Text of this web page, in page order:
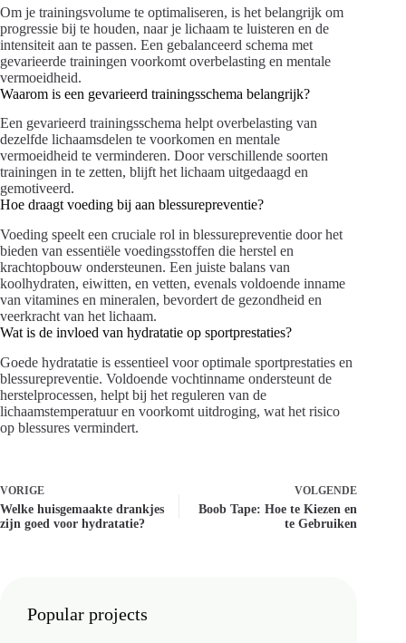
Om je trainingsvolume te optimaliseren, is het belangrijk om
progressie bij te houden, naar je lichaam te luisteren en de
intensiteit aan te passen. Een gebalanceerd schema met
gevarieerde trainingen voorkomt overbelasting en mentale
vermoeidheid.
Waarom is een gevarieerd trainingsschema belangrijk?
Een gevarieerd trainingsschema helpt overbelasting van
dezelfde lichaamsdelen te voorkomen en mentale
vermoeidheid te verminderen. Door verschillende soorten
trainingen in te zetten, blijft het lichaam uitgedaagd en
gemotiveerd.
Hoe draagt voeding bij aan blessurepreventie?
Voeding speelt een cruciale rol in blessurepreventie door het
bieden van essentiële voedingsstoffen die herstel en
krachtopbouw ondersteunen. Een juiste balans van
koolhydraten, eiwitten, en vetten, evenals voldoende inname
van vitamines en mineralen, bevordert de gezondheid en
veerkracht van het lichaam.
Wat is de invloed van hydratatie op sportprestaties?
Goede hydratatie is essentieel voor optimale sportprestaties en
blessurepreventie. Voldoende vochtinname ondersteunt de
herstelprocessen, helpt bij het reguleren van de
lichaamstemperatuur en voorkomt uitdroging, wat het risico
op blessures vermindert.
VORIGE
Welke huisgemaakte drankjes
zijn goed voor hydratatie?
VOLGENDE
Boob Tape: Hoe te Kiezen en
te Gebruiken
Popular projects